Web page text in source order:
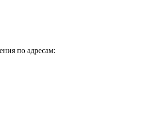
по адресам: